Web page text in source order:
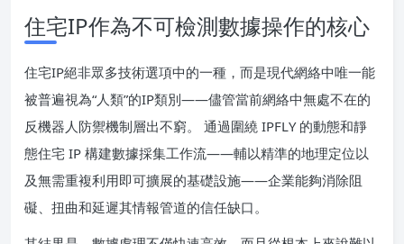
住宅IP作為不可檢測數據操作的核心
住宅IP絕非眾多技術選項中的一種，而是現代網絡中唯一能
被普遍視為“人類”的IP類別——儘管當前網絡中無處不在的
反機器人防禦機制層出不窮。 通過圍繞 IPFLY 的動態和靜
態住宅 IP 構建數據採集工作流——輔以精準的地理定位以
及無需重複利用即可擴展的基礎設施——企業能夠消除阻
礙、扭曲和延遲其情報管道的信任缺口。